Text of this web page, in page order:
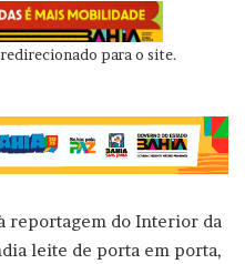
para o site.
reportagem do Interior da
leite de porta em porta,